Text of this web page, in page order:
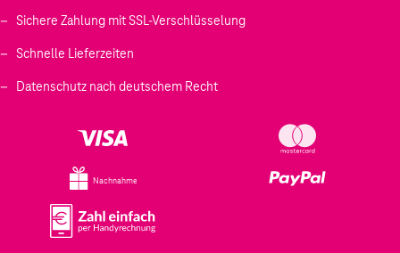
Sichere Zahlung mit SSL-Verschlüsselung
Schnelle Lieferzeiten
Datenschutz nach deutschem Recht
Nachnahme